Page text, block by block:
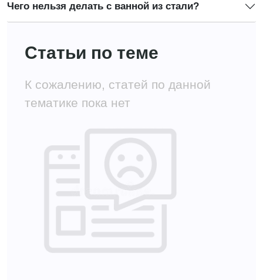
Чего нельзя делать с ванной из стали?
Статьи по теме
К сожалению, статей по данной
тематике пока нет